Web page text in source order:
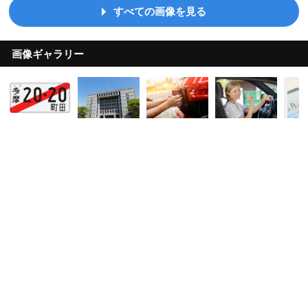
すべての画像を見る
画像ギャラリー